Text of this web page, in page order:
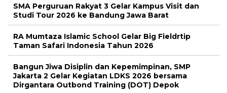
SMA Perguruan Rakyat 3 Gelar Kampus Visit dan
Studi Tour 2026 ke Bandung Jawa Barat
RA Mumtaza Islamic School Gelar Big Fieldrtip
Taman Safari Indonesia Tahun 2026
Bangun Jiwa Disiplin dan Kepemimpinan, SMP
Jakarta 2 Gelar Kegiatan LDKS 2026 bersama
Dirgantara Outbond Training (DOT) Depok